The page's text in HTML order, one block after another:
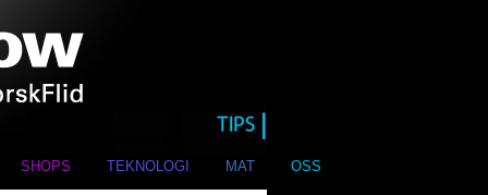
SHOPS TEKNOLOGI MAT OSS